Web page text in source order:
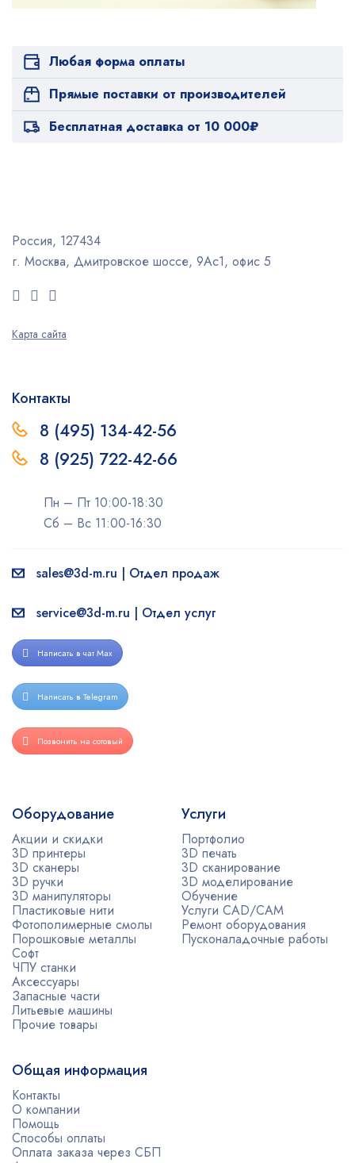
Любая форма оплаты
Прямые поставки от производителей
Бесплатная доставка от 10 000₽
Россия, 127434
г. Москва, Дмитровское шоссе, 9Ас1, офис 5
Карта сайта
Контакты
8 (495) 134-42-56
8 (925) 722-42-66
Пн – Пт 10:00-18:30
Сб – Вс 11:00-16:30
sales@3d-m.ru | Отдел продаж
service@3d-m.ru | Отдел услуг
Написать в чат Max
Написать в Telegram
Позвонить на сотовый
Оборудование
Акции и скидки
3D принтеры
3D сканеры
3D ручки
3D манипуляторы
Пластиковые нити
Фотополимерные смолы
Порошковые металлы
Софт
ЧПУ станки
Аксессуары
Запасные части
Литьевые машины
Прочие товары
Услуги
Портфолио
3D печать
3D сканирование
3D моделирование
Обучение
Услуги CAD/CAM
Ремонт оборудования
Пусконаладочные работы
Общая информация
Контакты
О компании
Помощь
Способы оплаты
Оплата заказа через СБП